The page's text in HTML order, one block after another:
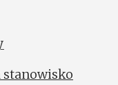
stanowisko